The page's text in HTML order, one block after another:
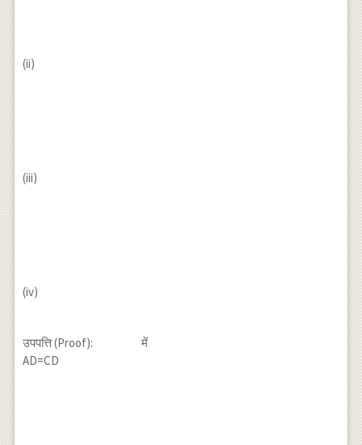
(ii)
(iii)
(iv)
उपपत्ति (Proof):
में
AD=CD